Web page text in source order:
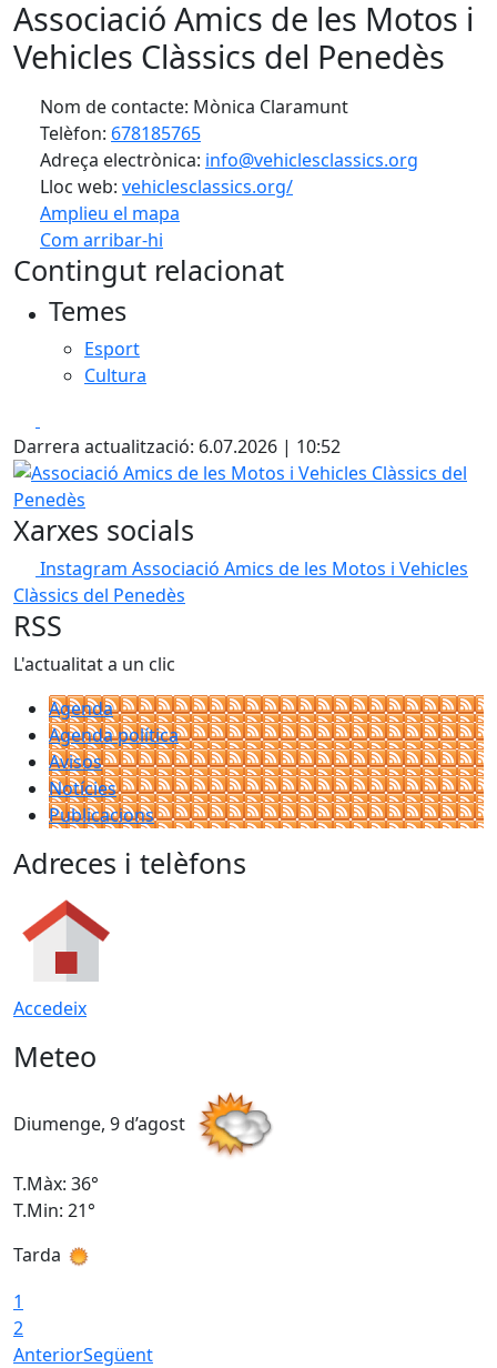
Associació Amics de les Motos i
Vehicles Clàssics del Penedès
Nom de contacte: Mònica Claramunt
Telèfon: 678185765
Adreça electrònica: info@vehiclesclassics.org
Lloc web: vehiclesclassics.org/
Amplieu el mapa
Com arribar-hi
+
Contingut relacionat
Temes
Esport
Cultura
Darrera actualització: 6.07.2026 | 10:52
Associació Amics de les Motos i Vehicles Clàssics del
Xarxes socials
Instagram Associació Amics de les Motos i Vehicles
Clàssics del Penedès
RSS
L'actualitat a un clic
Agenda
Agenda política
Avisos
Notícies
Publicacions
Adreces i telèfons
Accedeix
Meteo
Diumenge, 9 d’agost
T.Màx: 36°
T.Min: 21°
Tarda
1
2
AnteriorSegüent